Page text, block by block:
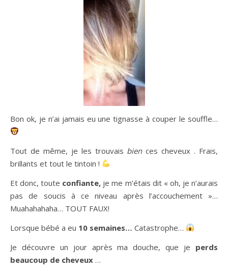
Bon ok, je n’ai jamais eu une tignasse à couper le souffle…
Tout de même, je les trouvais biences cheveux . Frais,
brillants et tout le tintoin !
Et donc, toute confiante, je me m’étais dit « oh, je n’aurais
pas de soucis à ce niveau après l’accouchement »…
Muahahahaha… TOUT FAUX!
Lorsque bébé a eu 10 semaines… Catastrophe…
Je découvre un jour après ma douche, que je perds
beaucoup de cheveux …